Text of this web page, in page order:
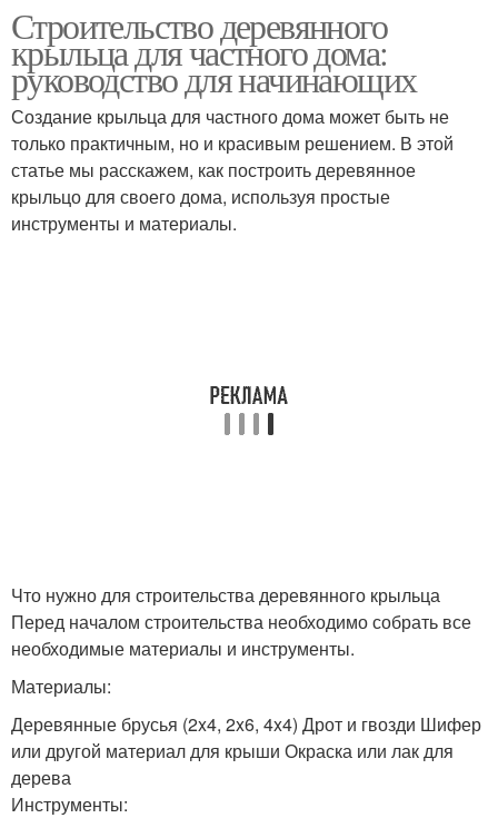
Строительство деревянного
крыльца для частного дома:
руководство для начинающих
Создание крыльца для частного дома может быть не
только практичным, но и красивым решением. В этой
статье мы расскажем, как построить деревянное
крыльцо для своего дома, используя простые
инструменты и материалы.
Что нужно для строительства деревянного крыльца
Перед началом строительства необходимо собрать все
необходимые материалы и инструменты.
Материалы:
Деревянные брусья (2x4, 2x6, 4x4) Дрот и гвозди Шифер
или другой материал для крыши Окраска или лак для
дерева
Инструменты: